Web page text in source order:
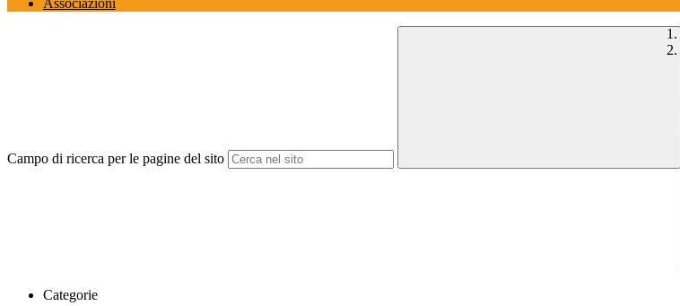
Associazioni
Campo di ricerca per le pagine del sito
Categorie